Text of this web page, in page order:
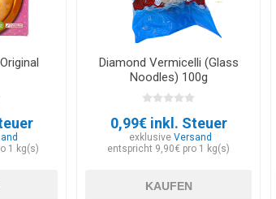
1 kg(s)
Diamond Vermicelli (Glass
Noodles) 100g
0,99€ inkl. Steuer
exklusiveVersand
entspricht 9,90€ pro 1 kg(s)
KAUFEN